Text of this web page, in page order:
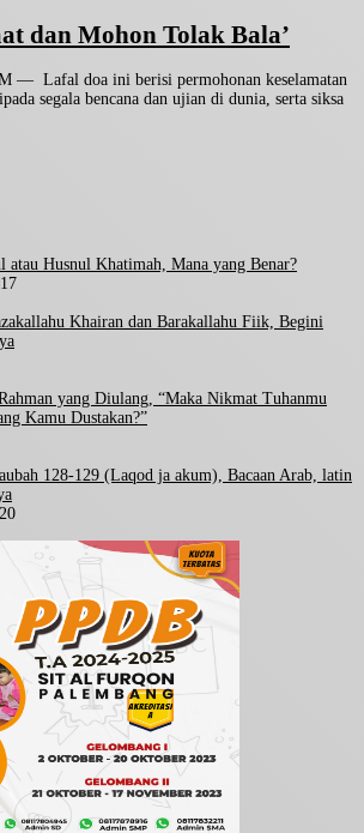
dan Mohon Tolak Bala’
— Lafal doa ini berisi permohonan keselamatan
segala bencana dan ujian di dunia, serta siksa
atau Husnul Khatimah, Mana yang Benar?
Khairan dan Barakallahu Fiik, Begini
yang Diulang, “Maka Nikmat Tuhanmu
Kamu Dustakan?”
128-129 (Laqod ja akum), Bacaan Arab, latin